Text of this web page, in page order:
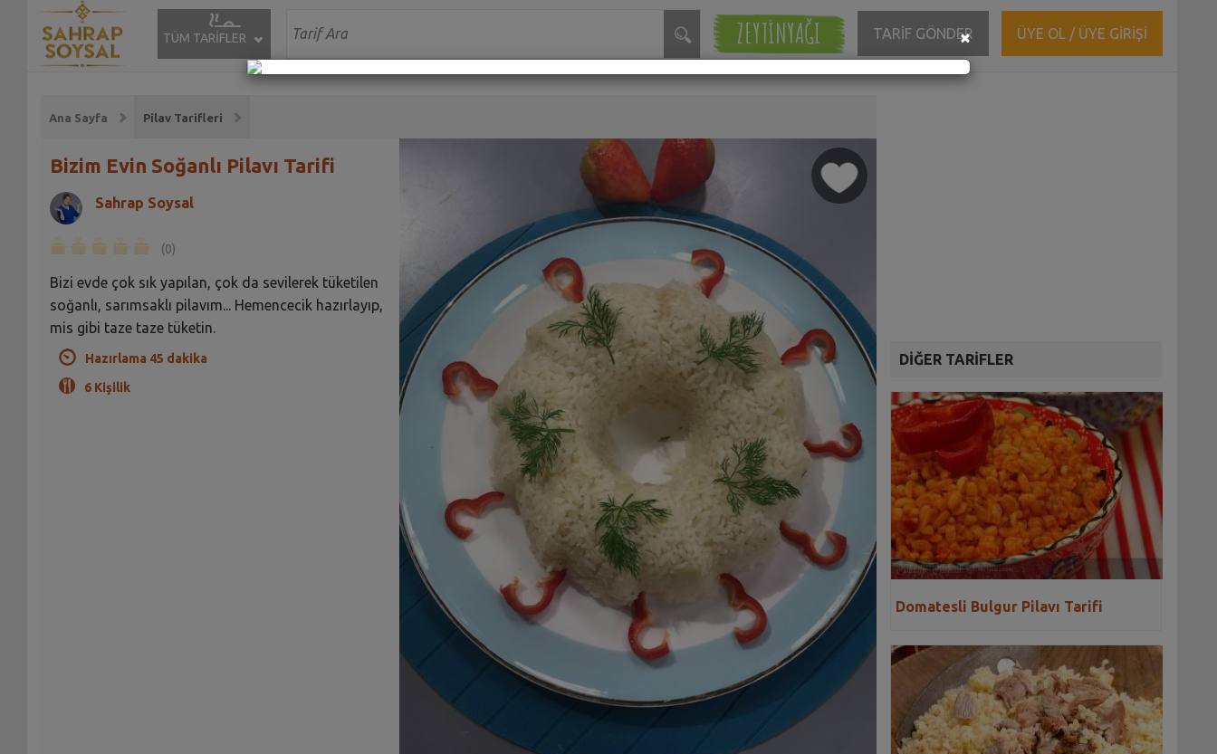
TÜM TARİFLER ZEYTİNYAĞI TARİF GÖNDER ÜYE OL / ÜYE GİRİŞİ
Ana Sayfa Pilav Tarifleri
Bizim Evin Soğanlı Pilavı Tarifi
Sahrap Soysal
(0)
Bizi evde çok sık yapılan, çok da sevilerek tüketilen
soğanlı, sarımsaklı pilavım... Hemencecik hazırlayıp,
mis gibi taze taze tüketin.
Hazırlama 45 dakika
6 Kişilik
DİĞER TARİFLER
Domatesli Bulgur Pilavı Tarifi
×Close